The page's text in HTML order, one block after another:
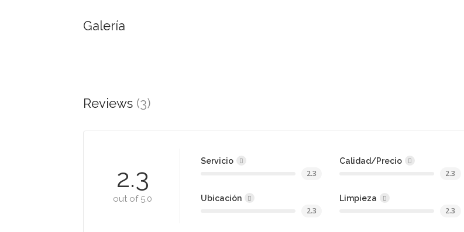
Galería
Reviews (3)
2.3
out of 5.0
Servicio
2.3
Calidad/Precio
2.3
Ubicación
2.3
Limpieza
2.3